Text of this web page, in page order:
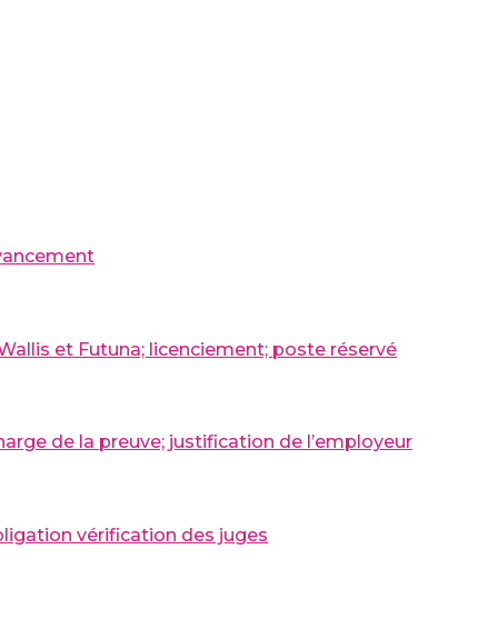
et Futuna; licenciement; poste réservé
de la preuve; justification de l’employeur
vérification des juges